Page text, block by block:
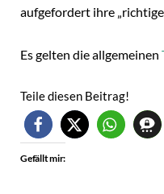
aufgefordert ihre
Es gelten die allgemeinen
Teile diesen Beitrag!
Gefällt mir: